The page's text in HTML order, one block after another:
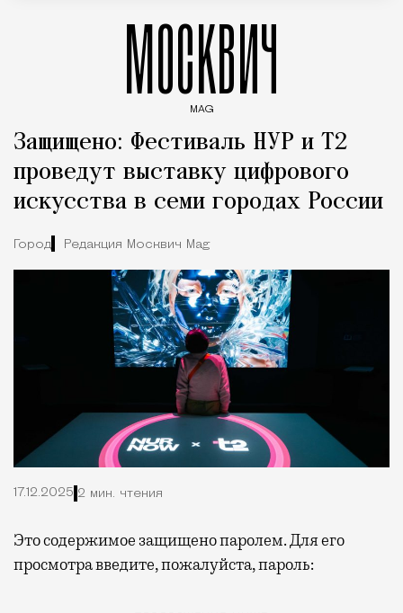
МОСКВИЧ
MAG
Защищено: Фестиваль НУР и Т2
проведут выставку цифрового
искусства в семи городах России
Город Редакция Москвич Mag
17.12.2025 2 мин. чтения
Это содержимое защищено паролем. Для его
просмотра введите, пожалуйста, пароль: